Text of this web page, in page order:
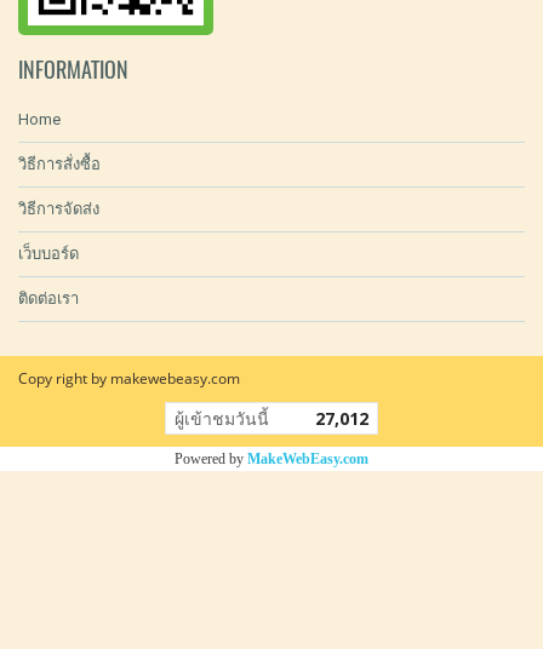
INFORMATION
Home
วิธีการสั่งซื้อ
วิธีการจัดส่ง
เว็บบอร์ด
ติดต่อเรา
Copy right by makewebeasy.com
ผู้เข้าชมวันนี้ 27,012
Powered by MakeWebEasy.com